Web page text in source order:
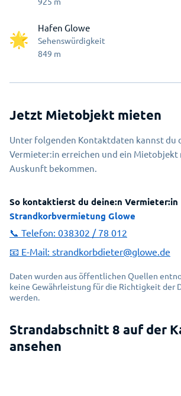
Hafen Glowe
Sehenswürdigkeit
849 m
Jetzt Mietobjekt mieten
Unter folgenden Kontaktdaten kannst du
Vermieter:in erreichen und ein Mietobjekt
Auskunft bekommen.
So kontaktierst du deine:n Vermieter:in
Strandkorbvermietung Glowe
📞 Telefon: 038302 / 78 012
📧 E-Mail: strandkorbdieter@glowe.de
Daten wurden aus öffentlichen Quellen
keine Gewährleistung für die Richtigkeit der
werden.
Strandabschnitt 8 auf der
ansehen
Erlauben Sie das Laden von
interaktiven Karte?